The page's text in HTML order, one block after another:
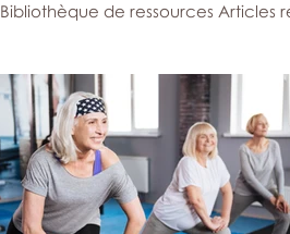
Bibliothèque de ressources Articles